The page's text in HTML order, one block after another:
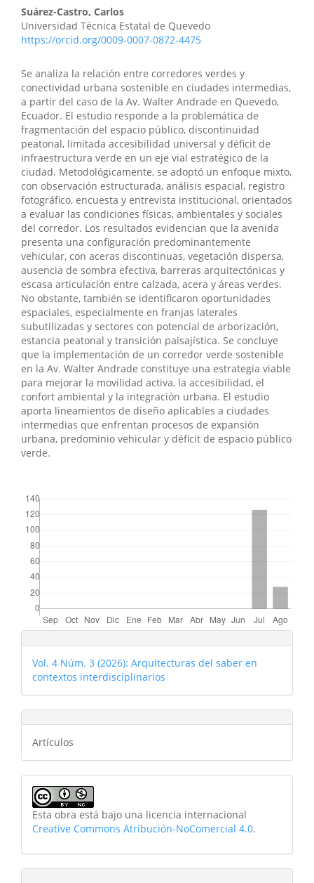
Suárez-Castro, Carlos
Universidad Técnica Estatal de Quevedo
https://orcid.org/0009-0007-0872-4475
Se analiza la relación entre corredores verdes y
conectividad urbana sostenible en ciudades intermedias,
a partir del caso de la Av. Walter Andrade en Quevedo,
Ecuador. El estudio responde a la problemática de
fragmentación del espacio público, discontinuidad
peatonal, limitada accesibilidad universal y déficit de
infraestructura verde en un eje vial estratégico de la
ciudad. Metodológicamente, se adoptó un enfoque mixto,
con observación estructurada, análisis espacial, registro
fotográfico, encuesta y entrevista institucional, orientados
a evaluar las condiciones físicas, ambientales y sociales
del corredor. Los resultados evidencian que la avenida
presenta una configuración predominantemente
vehicular, con aceras discontinuas, vegetación dispersa,
ausencia de sombra efectiva, barreras arquitectónicas y
escasa articulación entre calzada, acera y áreas verdes.
No obstante, también se identificaron oportunidades
espaciales, especialmente en franjas laterales
subutilizadas y sectores con potencial de arborización,
estancia peatonal y transición paisajística. Se concluye
que la implementación de un corredor verde sostenible
en la Av. Walter Andrade constituye una estrategia viable
para mejorar la movilidad activa, la accesibilidad, el
confort ambiental y la integración urbana. El estudio
aporta lineamientos de diseño aplicables a ciudades
intermedias que enfrentan procesos de expansión
urbana, predominio vehicular y déficit de espacio público
verde.
Vol. 4 Núm. 3 (2026): Arquitecturas del saber en
contextos interdisciplinarios
Artículos
Esta obra está bajo una licencia internacional
Creative Commons Atribución-NoComercial 4.0.